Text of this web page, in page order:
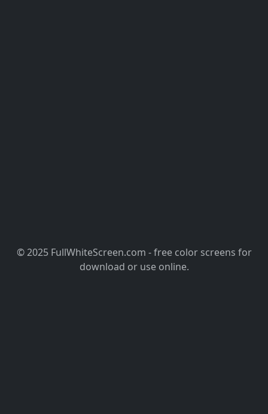
© 2025 FullWhiteScreen.com - free color screens for
download or use online.